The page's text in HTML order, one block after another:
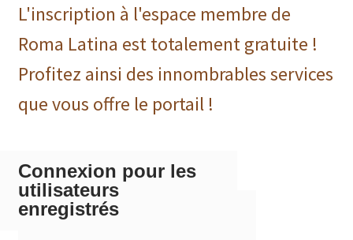
L'inscription à l'espace membre de
Roma Latina est totalement gratuite !
Profitez ainsi des innombrables services
que vous offre le portail !
Connexion pour les
utilisateurs
enregistrés